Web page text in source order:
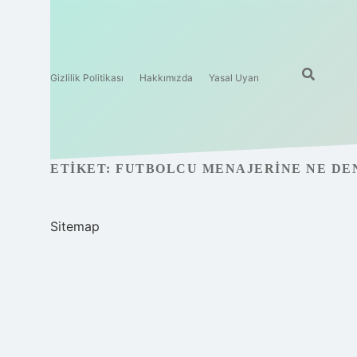
Gizlilik Politikası Hakkımızda Yasal Uyarı
ETIKET: FUTBOLCU MENAJERINE NE
Sitemap